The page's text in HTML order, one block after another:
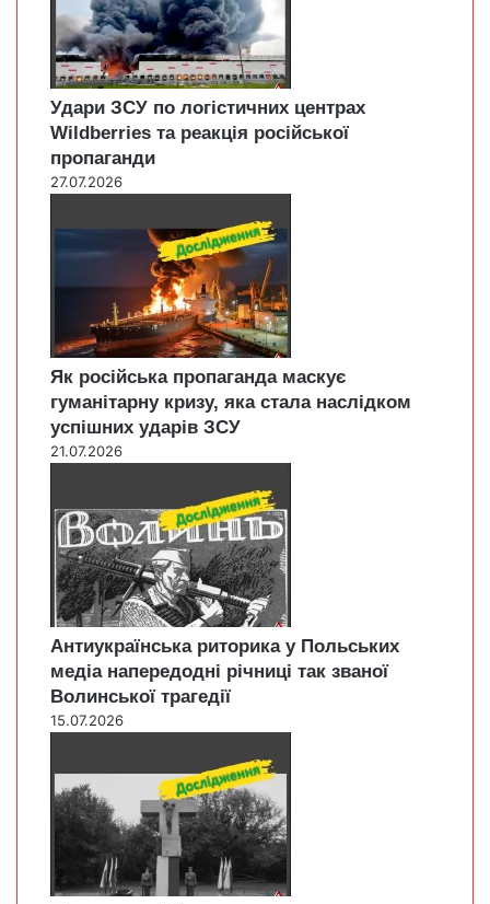
Удари ЗСУ по логістичних центрах
Wildberries та реакція російської
пропаганди
27.07.2026
Як російська пропаганда маскує
гуманітарну кризу, яка стала наслідком
успішних ударів ЗСУ
21.07.2026
Антиукраїнська риторика у Польських
медіа напередодні річниці так званої
Волинської трагедії
15.07.2026